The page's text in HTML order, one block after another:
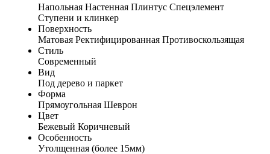
Напольная Настенная Плинтус Спецэлемент
Ступени и клинкер
Поверхность
Матовая Ректифицированная Противоскользящая
Стиль
Современный
Вид
Под дерево и паркет
Форма
Прямоугольная Шеврон
Цвет
Бежевый Коричневый
Особенность
Утолщенная (более 15мм)